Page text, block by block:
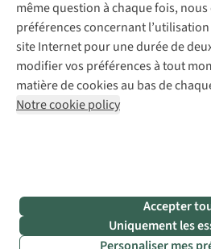
même question à chaque fois,
préférences concernant
site Internet pour une durée de
modifier vos préférences à tout
matière de cookies au bas de
Notre cookie policy
Accepter
Uniquement les
Mentions légales
Politique
Conditions générales